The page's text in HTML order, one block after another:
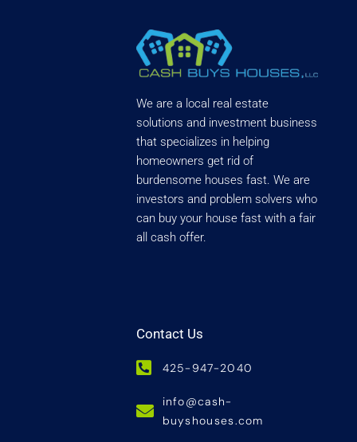
We are a local real estate
solutions and investment business
that specializes in helping
homeowners get rid of
burdensome houses fast. We are
investors and problem solvers who
can buy your house fast with a fair
all cash offer.
Contact Us
425-947-2040
info@cash-
buyshouses.com